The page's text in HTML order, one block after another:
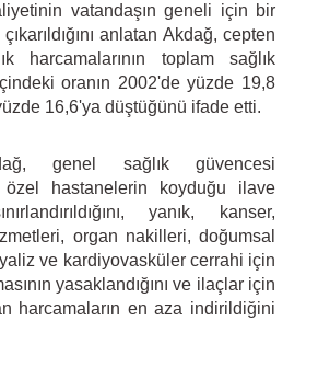
vatandaşın geneli için bir
anlatan Akdağ, cepten
harcamalarının toplam sağlık
oranın 2002'de yüzde 19,8
16,6'ya düştüğünü ifade etti.
genel sağlık güvencesi
özel hastanelerin koyduğu ilave
yanık, kanser,
organ nakilleri, doğumsal
ve kardiyovasküler cerrahi için
yasaklandığını ve ilaçlar için
harcamaların en aza indirildiğini